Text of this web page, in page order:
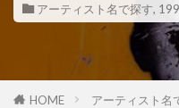
アーティスト名で探す,
HOME アーティスト名